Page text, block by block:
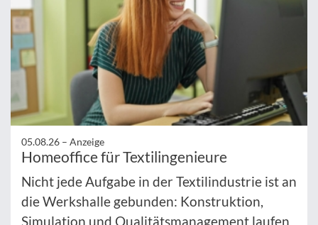
05.08.26 – Anzeige
Homeoffice für Textilingenieure
Nicht jede Aufgabe in der Textilindustrie ist an
die Werkshalle gebunden: Konstruktion,
Simulation und Qualitätsmanagement laufen